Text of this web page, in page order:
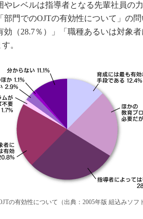
レベルは指導者となる先輩社員の
門でのOJTの有効性について」の
（28.7％）」「職種あるいは対象
。
の有効性について（出典：2005年版 組込みソフ